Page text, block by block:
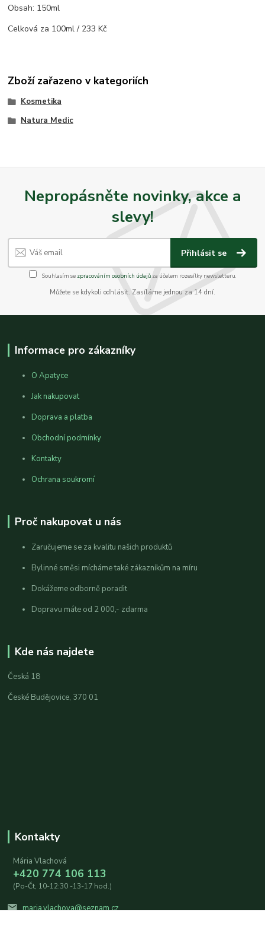
Obsah: 150ml
Celková za 100ml / 233 Kč
Zboží zařazeno v kategoriích
Kosmetika
Natura Medic
Nepropásněte novinky, akce a
slevy!
Přihlásit se
Souhlasím se zpracováním osobních údajůza účelem rozesílky newsletteru.
Můžete se kdykoli odhlásit. Zasíláme jednou za 14 dní.
Informace pro zákazníky
O Apatyce
Jak nakupovat
Doprava a platba
Obchodní podmínky
Kontakty
Ochrana soukromí
Proč nakupovat u nás
Zaručujeme se za kvalitu našich produktů
Bylinné směsi mícháme také zákazníkům na míru
Dokážeme odborně poradit
Dopravu máte od 2 000,- zdarma
Kde nás najdete
Česká 18
České Budějovice, 370 01
Kontakty
Mária Vlachová
+420 774 106 113
(Po-Čt, 10-12:30 -13-17 hod.)
maria.vlachova@seznam.cz